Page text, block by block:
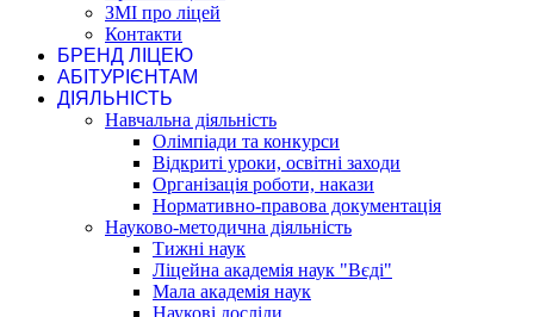
ЗМІ про ліцей
Контакти
БРЕНД ЛІЦЕЮ
АБІТУРІЄНТАМ
ДІЯЛЬНІСТЬ
Навчальна діяльність
Олімпіади та конкурси
Відкриті уроки, освітні заходи
Організація роботи, накази
Нормативно-правова документація
Науково-методична діяльність
Тижні наук
Ліцейна академія наук "Вєді"
Мала академія наук
Наукові досліди